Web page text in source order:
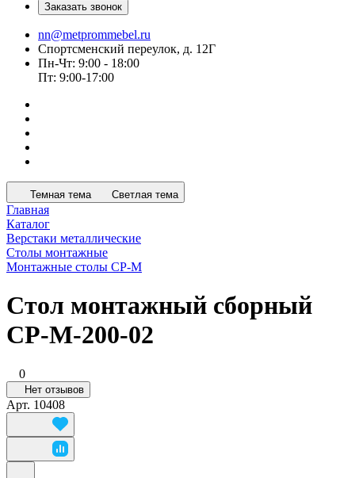
Заказать звонок
nn@metprommebel.ru
Спортсменский переулок, д. 12Г
Пн-Чт: 9:00 - 18:00
Пт: 9:00-17:00
Темная тема Светлая тема
Главная
Каталог
Верстаки металлические
Столы монтажные
Монтажные столы СР-М
Стол монтажный сборный
СР-М-200-02
0
Нет отзывов
Арт. 10408